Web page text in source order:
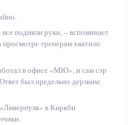
подняли руки, – вспоминает
тренерам хватило
в офисе «МЮ», и сам сэр
был предельно дерзким:
в Киркби